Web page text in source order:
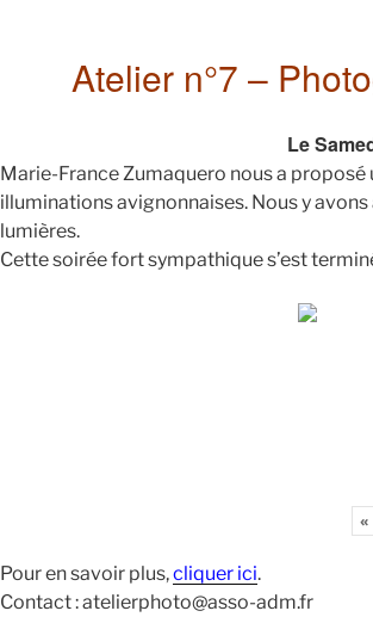
Atelier n°7 –
Le
Marie-France Zumaquero nous a
illuminations avignonnaises. Nous y
lumières.
Cette soirée fort sympathique s’est
«
Pour en savoir plus,cliquer ici.
Contact : atelierphoto@asso-adm.fr